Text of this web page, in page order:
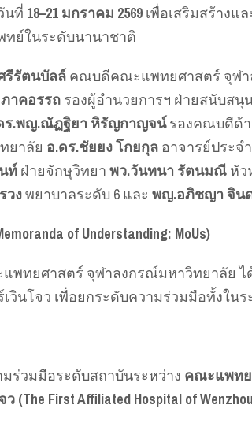
นที่ 18–21 มกราคม 2569 เพื่อเสริมสร้าง
ทย์ในระดับนานาชาติ
รีรัตนบัลล์ คณบดีคณะแพทยศาสตร์ จุฬา
าคอรรถรองผู้อำนวยการฯ ฝ่ายสนับสนุ
ร.พญ.ณัฏฐิยา หิรัญกาญจน์รองคณบดีด้
ยาลัย อ.ดร.ชัยยง โกยกุล อาจารย์ประ
ท์ ฝ่ายจักษุวิทยา พว.วันทนา รัตนมณี หัว
วงพยาบาลระดับ 6 และ พญ.อภิชญา จิน
of Understanding: MoUs)
แพทยศาสตร์ จุฬาลงกรณ์มหาวิทยาลัย
นโจว เพื่อยกระดับความร่วมมือทั้งใน
มร่วมมือระดับสถาบันระหว่าง คณะแพทย
First Affiliated Hospital of Wenzhou